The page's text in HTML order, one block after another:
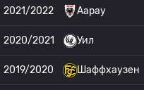
2021/2022 Аарау
2020/2021 Уил
2019/2020 Шаффхаузен